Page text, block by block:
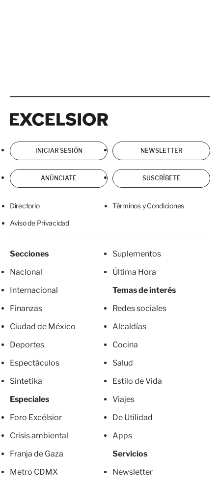
INICIAR SESIÓN NEWSLETTER
ANÚNCIATE SUSCRÍBETE
Directorio Términos y Condiciones
Aviso de Privacidad
Secciones
Nacional
Internacional
Finanzas
Ciudad de México
Deportes
Espectáculos
Sintetika
Especiales
Foro Excélsior
Crisis ambiental
Franja de Gaza
Metro CDMX
Suplementos
Última Hora
Temas de interés
Redes sociales
Alcaldías
Cocina
Salud
Estilo de Vida
Viajes
De Utilidad
Apps
Servicios
Newsletter